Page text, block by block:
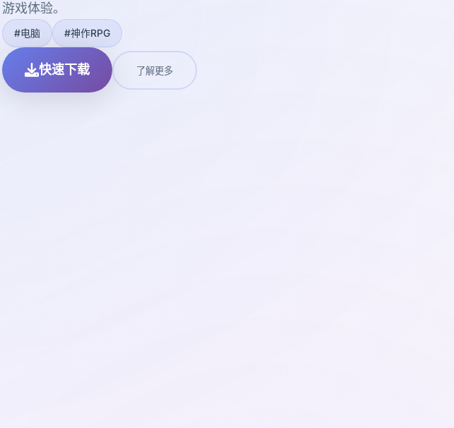
游戏体验。
#电脑 #神作RPG
快速下载 了解更多